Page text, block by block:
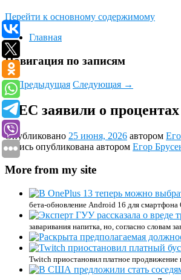
Перейти к основному содержимому
Главная
Навигация по записям
←Предыдущая Следующая →
В ЕС заявили о
Опубликовано 25 июня, 2026 автором
Запись опубликована автором Егор
More from my site
бета-обновление Android 16 для
заваривания напитка, но, согласно
Twitch приостановил платное